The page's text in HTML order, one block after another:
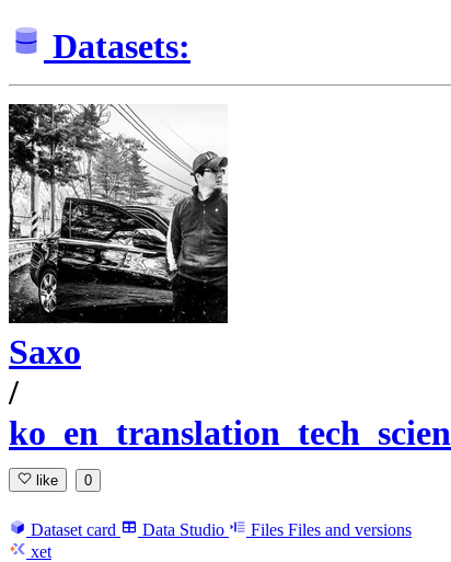
Datasets:
Saxo
/
like 0
Dataset card Data Studio Files Files and versions
xet